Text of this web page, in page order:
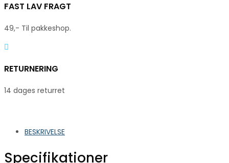
FAST LAV FRAGT
49,- Til pakkeshop.
RETURNERING
14 dages returret
BESKRIVELSE
Specifikationer